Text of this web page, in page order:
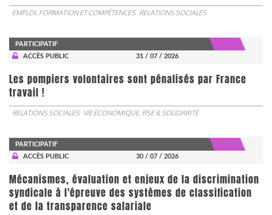
EMPLOI, FORMATION ET COMPÉTENCES RELATIONS SOCIALES
PARTICIPATIF
ACCÈS PUBLIC
31 / 07 / 2026
Les pompiers volontaires sont pénalisés par France
travail !
RELATIONS SOCIALES VIE ÉCONOMIQUE, RSE & SOLIDARITÉ
PARTICIPATIF
ACCÈS PUBLIC
30 / 07 / 2026
Mécanismes, évaluation et enjeux de la discrimination
syndicale à l'épreuve des systèmes de classification
et de la transparence salariale